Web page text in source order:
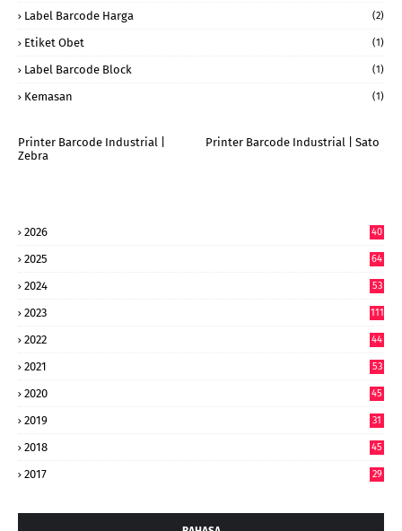
Label Barcode Harga (2)
Etiket Obet (1)
Label Barcode Block (1)
Kemasan (1)
Printer Barcode Industrial |
Zebra
Printer Barcode Industrial | Sato
2026
40
2025
64
2024
53
2023 111
2022
44
2021 53
2020 45
2019 31
2018 45
2017 29